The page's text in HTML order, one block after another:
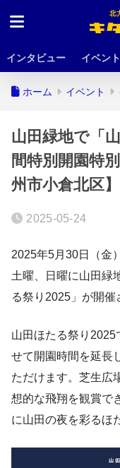
インタビュー イベント
ホーム イベント
山田緑地で「
間特別開園特
州市小倉北区】
2025-05-24
2025年5月30日（金
土曜、日曜に山田緑
る祭り2025」が開催
山田ほたる祭り
せて開園時間を延長
ただけます。芝生広
想的な飛翔を観賞で
に山田の夜を彩るほ